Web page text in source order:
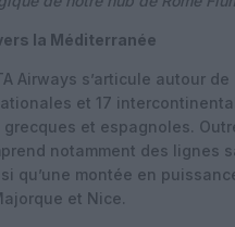
la Méditerranée
Airways s’articule autour
et 17
et espagnoles.
notamment des lignes
qu’une montée en
et Nice.